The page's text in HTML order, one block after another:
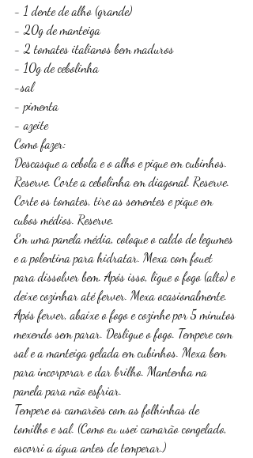
- 1 dente de alho (grande)
- 20g de manteiga
- 2 tomates italianos bem maduros
- 10g de cebolinha
-sal
- pimenta
- azeite
Como fazer:
Descasque a cebola e o alho e pique em cubinhos.
Reserve. Corte a cebolinha em diagonal. Reserve.
Corte os tomates, tire as sementes e pique em
cubos médios. Reserve.
Em uma panela média, coloque o caldo de legumes
e a polentina para hidratar. Mexa com fouet
para dissolver bem. Após isso, ligue o fogo (alto) e
deixe cozinhar até ferver. Mexa ocasionalmente.
Após ferver, abaixe o fogo e cozinhe por 5 minutos
mexendo sem parar. Desligue o fogo. Tempere com
sal e a manteiga gelada em cubinhos. Mexa bem
para incorporar e dar brilho. Mantenha na
panela para não esfriar.
Tempere os camarões com as folhinhas de
tomilho e sal. (Como eu usei camarão congelado,
escorri a água antes de temperar.)